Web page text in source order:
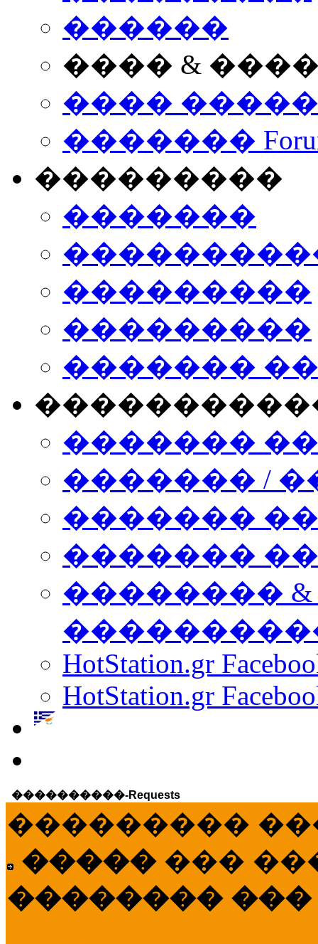
������
���� &
����
�������
���������
�������
���������
���������
�������
�������
������� /
�������
������� ���
��������
HotStation.gr
HotStation.gr
����������-Requests
���������
����� ���
��������